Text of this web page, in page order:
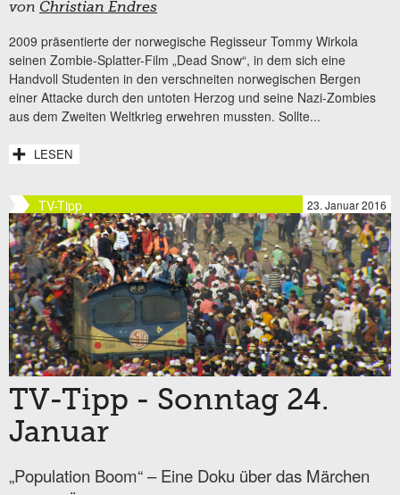
von Christian Endres
2009 präsentierte der norwegische Regisseur Tommy Wirkola
seinen Zombie-Splatter-Film „Dead Snow“, in dem sich eine
Handvoll Studenten in den verschneiten norwegischen Bergen
einer Attacke durch den untoten Herzog und seine Nazi-Zombies
aus dem Zweiten Weltkrieg erwehren mussten. Sollte...
LESEN
TV-Tipp 23. Januar 2016
TV-Tipp - Sonntag 24.
Januar
„Population Boom“ – Eine Doku über das Märchen